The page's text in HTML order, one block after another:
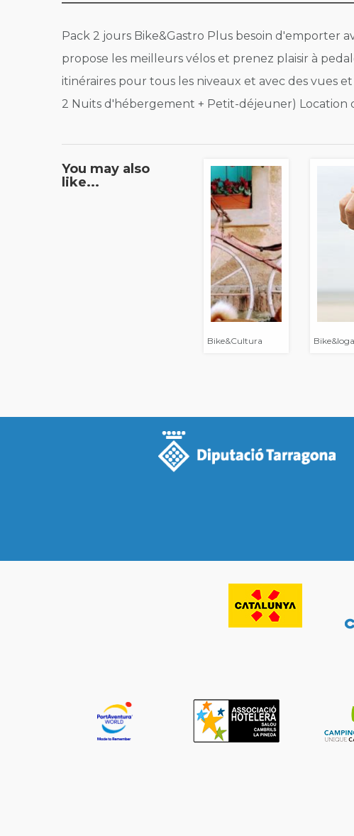
Pack 2 jours Bike&Gastro Plus besoin d'emporter
propose les meilleurs vélos et prenez plaisir à
itinéraires pour tous les niveaux et avec des vues
2 Nuits d'hébergement + Petit-déjeuner) Location
You may also
like...
Bike&Cultura Bike&Ioga